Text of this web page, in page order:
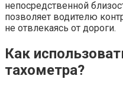
непосредственной
позволяет водителю
не отвлекаясь от дороги.
Как
тахометра?